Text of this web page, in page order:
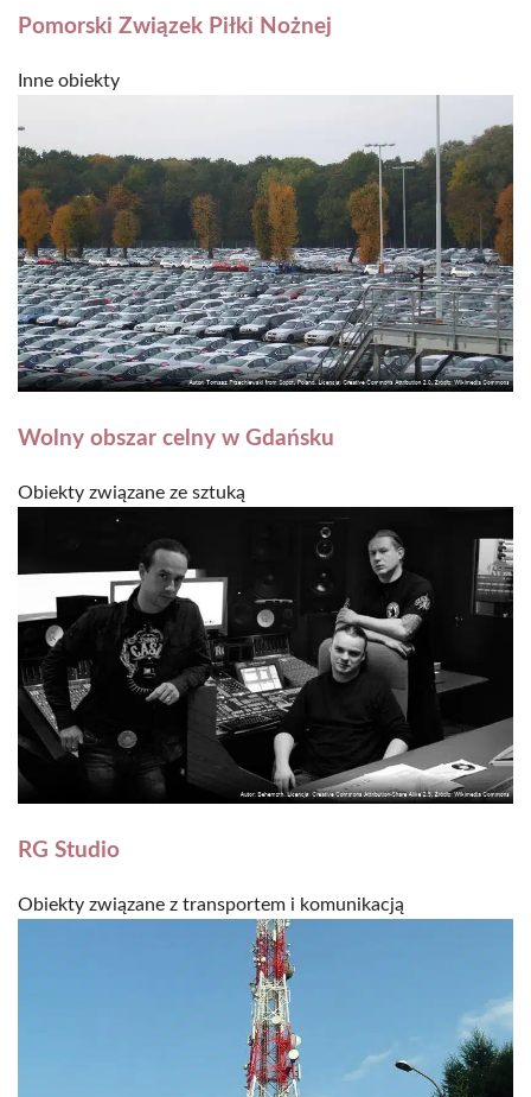
Pomorski Związek Piłki Nożnej
Inne obiekty
Wolny obszar celny w Gdańsku
Obiekty związane ze sztuką
RG Studio
Obiekty związane z transportem i komunikacją